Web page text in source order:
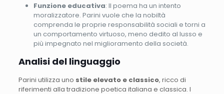
Funzione educativa: Il poema ha un intento
moralizzatore. Parini vuole che la nobiltà
comprenda le proprie responsabilità sociali e torni a
un comportamento virtuoso, meno dedito al lusso e
più impegnato nel miglioramento della società.
Analisi del linguaggio
Parini utilizza uno stile elevato e classico, ricco di
riferimenti alla tradizione poetica italiana e classica. I